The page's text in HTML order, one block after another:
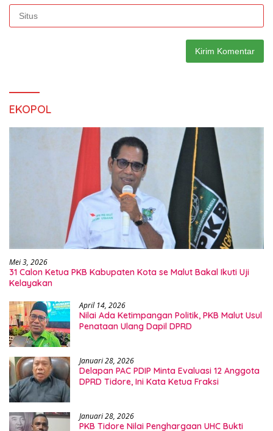
EKOPOL
Mei 3, 2026
31 Calon Ketua PKB Kabupaten Kota se Malut Bakal Ikuti Uji
Kelayakan
April 14, 2026
Nilai Ada Ketimpangan Politik, PKB Malut Usul
Penataan Ulang Dapil DPRD
Januari 28, 2026
Delapan PAC PDIP Minta Evaluasi 12 Anggota
DPRD Tidore, Ini Kata Ketua Fraksi
Januari 28, 2026
PKB Tidore Nilai Penghargaan UHC Bukti